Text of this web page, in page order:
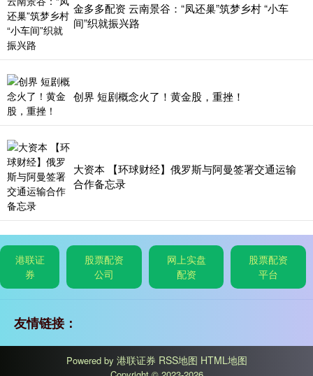
金多多配资 云南景谷：“凤还巢”筑梦乡村 “小车
间”织就振兴路
创界 短剧概念火了！黄金股，重挫！
大资本 【环球财经】俄罗斯与阿曼签署交通运输
合作备忘录
港联证
券
股票配资
公司
网上实盘
配资
股票配资
平台
友情链接：
Powered by 港联证券 RSS地图 HTML地图